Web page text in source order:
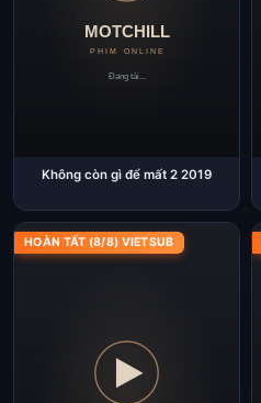
Không còn gì để mất 2 2019
HOÀN TẤT (8/8) VIETSUB